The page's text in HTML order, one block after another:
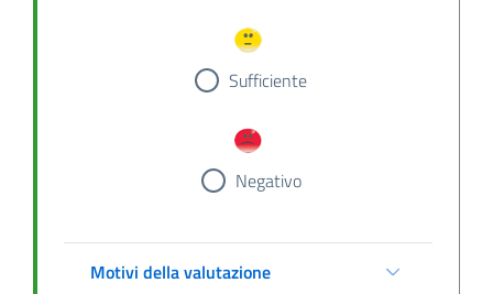
Sufficiente
Negativo
Motivi della valutazione